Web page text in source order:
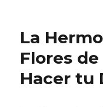
La
Flores
Hacer tu